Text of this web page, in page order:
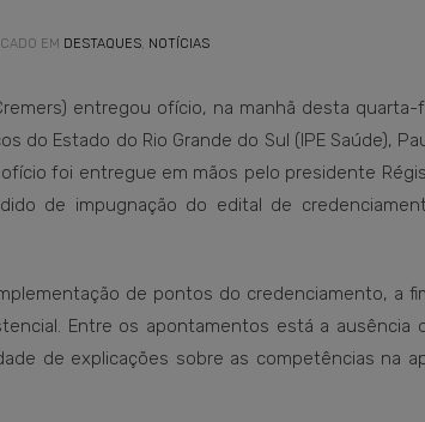
EM DESTAQUES, NOTÍCIAS
entregou ofício, na manhã desta quarta-
Estado do Rio Grande do Sul (IPE Saúde),
foi entregue em mãos pelo presidente
de impugnação do edital de
de pontos do credenciamento, a
Entre os apontamentos está a ausência
de explicações sobre as competências na